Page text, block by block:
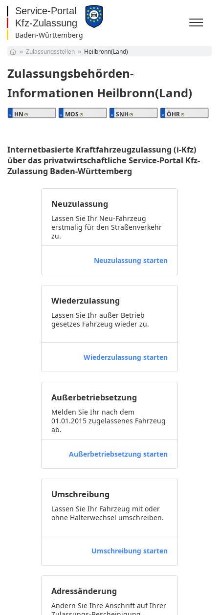
Baden-Württemberg
Bayern
Brandenburg
Bremen
Hamburg
Hessen
Mecklenburg-
Rheinland-Pfalz
Saarland
Sachsen
Thüringen
Zulassungsstellen Heilbronn(Land)
Zulassungsbehörden-
Informationen Heilbronn(Land)
HN MOS SNH ÖHR
Internetbasierte Kraftfahrzeugzulassung (i-Kfz)
über das privatwirtschaftliche Service-Portal Kfz-
Zulassung Baden-Württemberg
Neuzulassung
Lassen Sie Ihr Neu-Fahrzeug
erstmalig für den Straßenverkehr
zu.
Neuzulassung starten
Wiederzulassung
Lassen Sie Ihr außer Betrieb
gesetzes Fahrzeug wieder zu.
Wiederzulassung starten
Außerbetriebsetzung
Melden Sie Ihr nach dem
01.01.2015 zugelassenes Fahrzeug
ab.
Außerbetriebsetzung starten
Umschreibung
Lassen Sie Ihr Fahrzeug mit oder
ohne Halterwechsel umschreiben.
Umschreibung starten
Adressänderung
Ändern Sie Ihre Anschrift auf Ihrer